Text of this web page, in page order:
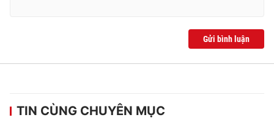
Gửi bình luận
TIN CÙNG CHUYÊN MỤC